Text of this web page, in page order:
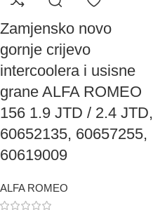
Zamjensko novo
gornje crijevo
intercoolera i usisne
grane ALFA ROMEO
156 1.9 JTD / 2.4 JTD,
60652135, 60657255,
60619009
ALFA ROMEO